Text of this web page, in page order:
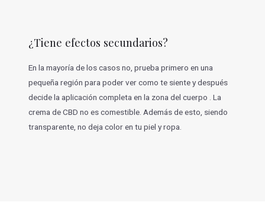
¿Tiene efectos secundarios?
En la mayoría de los casos no, prueba primero en una
pequeña región para poder ver como te siente y después
decide la aplicación completa en la zona del cuerpo . La
crema de CBD no es comestible. Además de esto, siendo
transparente, no deja color en tu piel y ropa.